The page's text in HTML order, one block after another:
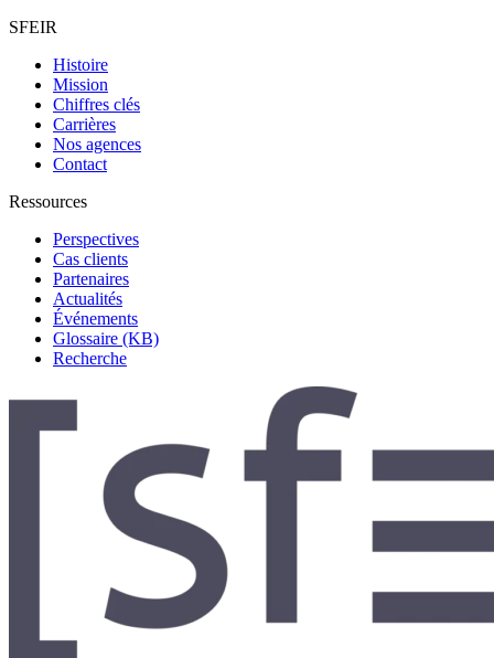
SFEIR
Histoire
Mission
Chiffres clés
Carrières
Nos agences
Contact
Ressources
Perspectives
Cas clients
Partenaires
Actualités
Événements
Glossaire (KB)
Recherche